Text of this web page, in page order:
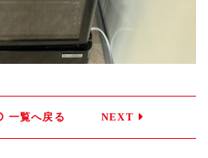
一覧へ戻る NEXT